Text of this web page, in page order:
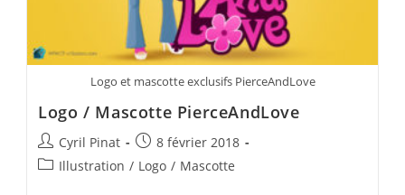
Logo et mascotte exclusifs PierceAndLove
Logo / Mascotte PierceAndLove
Auteur/autrice
de
Cyril Pinat
Publication
publiée :
8 février 2018
PostIllustration / Logo / Mascotte